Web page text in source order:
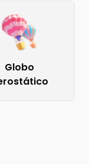
Globo